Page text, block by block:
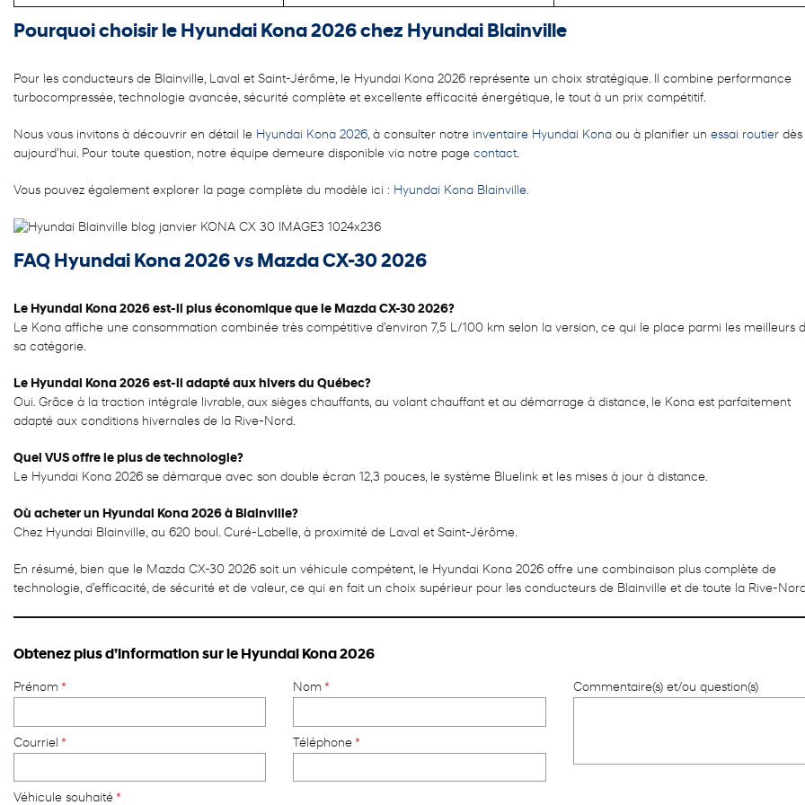
Pourquoi choisir le Hyundai Kona 2026 chez Hyundai Blainville
Pour les conducteurs de Blainville, Laval et Saint-Jérôme, le Hyundai Kona 2026 représente un choix stratégique. Il combine performance
turbocompressée, technologie avancée, sécurité complète et excellente efficacité énergétique, le tout à un prix compétitif.
Nous vous invitons à découvrir en détail le Hyundai Kona 2026, à consulter notre inventaire Hyundai Kona ou à planifier un essai routier dès
aujourd’hui. Pour toute question, notre équipe demeure disponible via notre page contact.
Vous pouvez également explorer la page complète du modèle ici : Hyundai Kona Blainville.
FAQ Hyundai Kona 2026 vs Mazda CX-30 2026
Le Hyundai Kona 2026 est-il plus économique que le Mazda CX-30 2026?
Le Kona affiche une consommation combinée très compétitive d’environ 7,5 L/100 km selon la version, ce qui le place parmi les meilleurs
sa catégorie.
Le Hyundai Kona 2026 est-il adapté aux hivers du Québec?
Oui. Grâce à la traction intégrale livrable, aux sièges chauffants, au volant chauffant et au démarrage à distance, le Kona est parfaitement
adapté aux conditions hivernales de la Rive-Nord.
Quel VUS offre le plus de technologie?
Le Hyundai Kona 2026 se démarque avec son double écran 12,3 pouces, le système Bluelink et les mises à jour à distance.
Où acheter un Hyundai Kona 2026 à Blainville?
Chez Hyundai Blainville, au 620 boul. Curé-Labelle, à proximité de Laval et Saint-Jérôme.
En résumé, bien que le Mazda CX-30 2026 soit un véhicule compétent, le Hyundai Kona 2026 offre une combinaison plus complète de
technologie, d’efficacité, de sécurité et de valeur, ce qui en fait un choix supérieur pour les conducteurs de Blainville et de toute la Rive-
Obtenez plus d’information sur le Hyundai Kona 2026
Prénom * Nom*
Courriel * Téléphone*
Véhicule souhaité *
Commentaire(s) et/ou question(s)